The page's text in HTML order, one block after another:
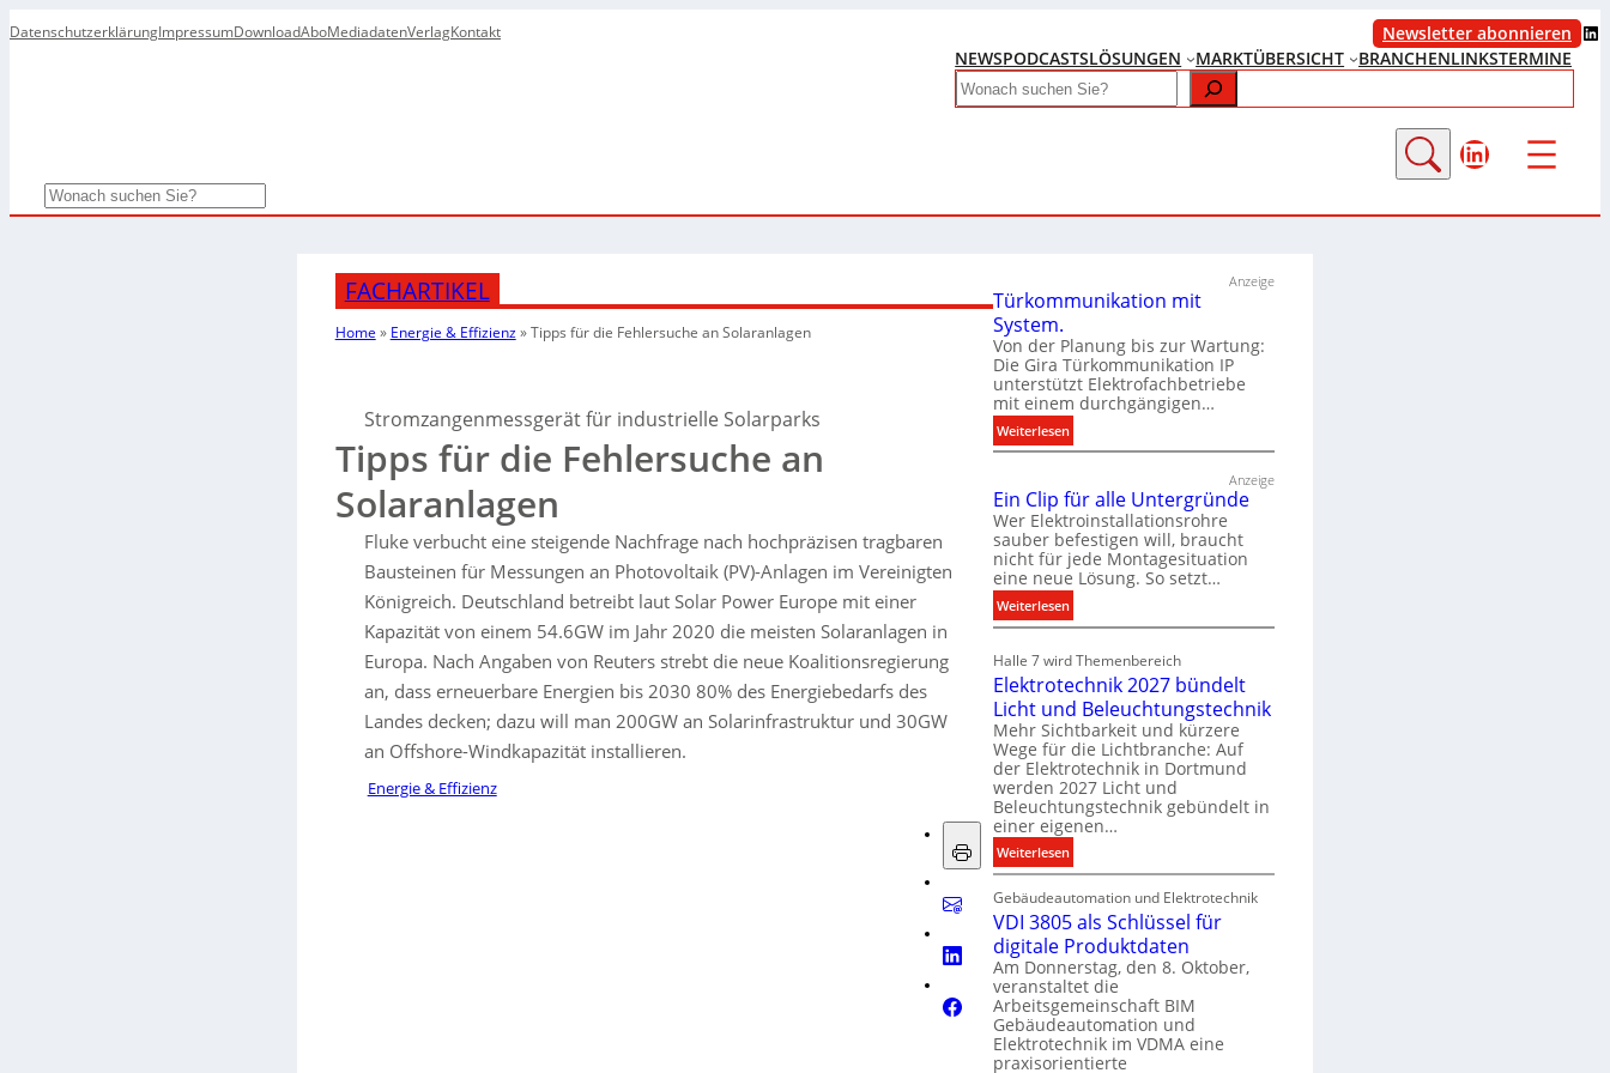
DatenschutzerklärungImpressumDownloadAboMediadatenVerlagKontakt Newsletter abonnieren LinkedIn
NEWSPODCASTSLÖSUNGEN MARKTÜBERSICHT BRANCHENLINKSTERMINE
Search
LinkedIn
Search
FACHARTIKEL
Home » Energie & Effizienz»Tipps für die Fehlersuche an Solaranlagen
Stromzangenmessgerät für industrielle Solarparks
Tipps für die Fehlersuche an
Solaranlagen
Fluke verbucht eine steigende Nachfrage nach hochpräzisen tragbaren
Bausteinen für Messungen an Photovoltaik (PV)-Anlagen im Vereinigten
Königreich. Deutschland betreibt laut Solar Power Europe mit einer
Kapazität von einem 54.6GW im Jahr 2020 die meisten Solaranlagen in
Europa. Nach Angaben von Reuters strebt die neue Koalitionsregierung
an, dass erneuerbare Energien bis 2030 80% des Energiebedarfs des
Landes decken; dazu will man 200GW an Solarinfrastruktur und 30GW
an Offshore-Windkapazität installieren.
Energie & Effizienz
Anzeige
Türkommunikation mit
System.
Von der Planung bis zur Wartung:
Die Gira Türkommunikation IP
unterstützt Elektrofachbetriebe
mit einem durchgängigen…
Weiterlesen:
T
r
k
o
m
m
u
n
i
k
a
t
i
o
n
m
i
t
y
s
t
e
m
.
Anzeige
Ein Clip für alle Untergründe
Wer Elektroinstallationsrohre
sauber befestigen will, braucht
nicht für jede Montagesituation
eine neue Lösung. So setzt…
Weiterlesen:
E
C
l
i
p
f
ü
r
a
l
l
e
U
n
t
e
r
g
Halle 7 wird Themenbereich
Elektrotechnik 2027 bündelt
Licht und Beleuchtungstechnik
Mehr Sichtbarkeit und kürzere
Wege für die Lichtbranche: Auf
der Elektrotechnik in Dortmund
werden 2027 Licht und
Beleuchtungstechnik gebündelt in
einer eigenen…
Weiterlesen:
E
l
e
k
t
r
o
t
e
Gebäudeautomation und Elektrotechnik
VDI 3805 als Schlüssel für
digitale Produktdaten
Am Donnerstag, den 8. Oktober,
veranstaltet die
Arbeitsgemeinschaft BIM
Gebäudeautomation und
Elektrotechnik im VDMA eine
praxisorientierte